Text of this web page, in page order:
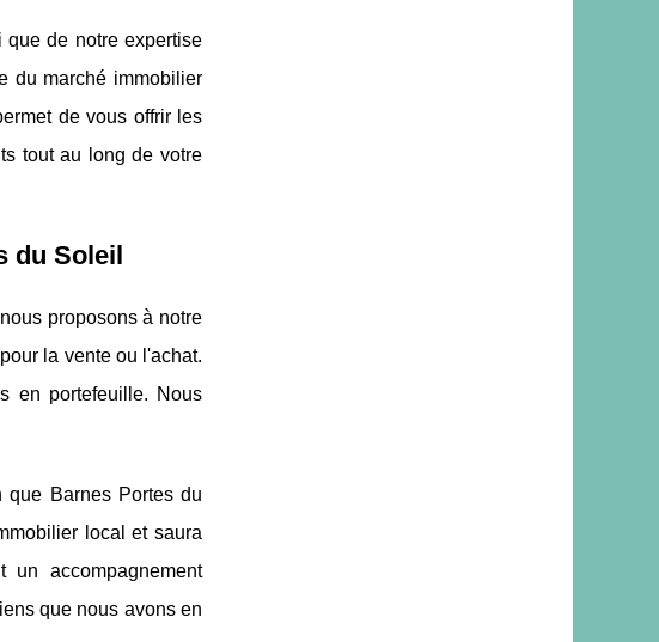
de notre expertise
du marché immobilier
de vous offrir les
tout au long de votre
du Soleil
proposons à notre
la vente ou l'achat.
en portefeuille. Nous
Barnes Portes du
local et saura
accompagnement
que nous avons en